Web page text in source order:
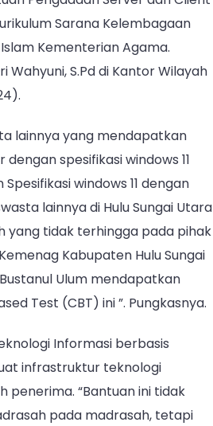
Ulum
Terima
Paket
CBT
Agama
Sarana Kelembagaan
Kementerian Agama.
Wahyuni, S.Pd di Kantor Wilayah
lainnya yang mendapatkan
spesifikasi windows 11
windows 11 dengan
lainnya di Hulu Sungai Utara
yang tidak terhingga pada pihak
Kabupaten Hulu Sungai
Ulum mendapatkan
Test (CBT) ini ”. Pungkasnya.
Informasi berbasis
infrastruktur teknologi
penerima. “Bantuan ini tidak
pada madrasah, tetapi